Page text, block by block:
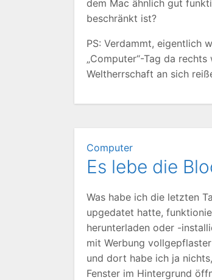
dem Mac ähnlich gut
beschränkt ist?
PS: Verdammt, eigentlich
„Computer“-Tag da
Weltherrschaft an sich
Computer
Es lebe die
Was habe ich die letzten
upgedatet hatte,
herunterladen oder -
mit Werbung
und dort habe ich ja
Fenster im Hintergrund